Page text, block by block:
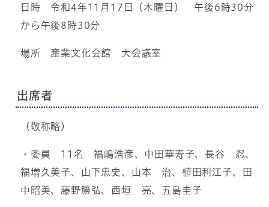
日時 令和4年11月17日（木曜日） 午後6時30分
から午後8時30分
場所 産業文化会館 大会議室
出席者
（敬称略）
・委員 11名 福嶋浩彦、中田華寿子、長谷 忍、
福増久美子、山下忠史、山本 治、植田利江子、田
中昭美、藤野勝弘、西垣 亮、五島圭子